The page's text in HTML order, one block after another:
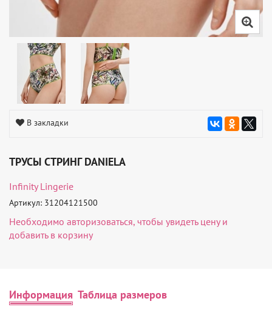
В закладки
ТРУСЫ СТРИНГ DANIELA
Infinity Lingerie
Артикул: 31204121500
Необходимо авторизоваться, чтобы увидеть цену и
добавить в корзину
Информация Таблица размеров